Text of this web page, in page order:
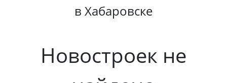
в Хабаровске
Новостроек не